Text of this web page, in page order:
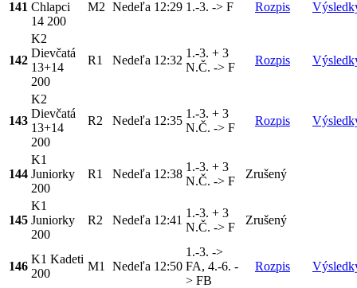
141 Chlapci
14 200
M2 Nedeľa 12:29 1.-3. -> F Rozpis
142
K2
Dievčatá
13+14
200
R1 Nedeľa 12:32
1.-3. + 3
N.Č. -> F
Rozpis
143
K2
Dievčatá
13+14
200
R2 Nedeľa 12:35
1.-3. + 3
N.Č. -> F
Rozpis
144
K1
Juniorky
200
R1 Nedeľa 12:38
1.-3. + 3
N.Č. -> F
Zrušený
145
K1
Juniorky
200
R2 Nedeľa 12:41
1.-3. + 3
N.Č. -> F
Zrušený
146
K1 Kadeti
200
M1 Nedeľa 12:50
1.-3. ->
FA, 4.-6. -
> FB
Rozpis